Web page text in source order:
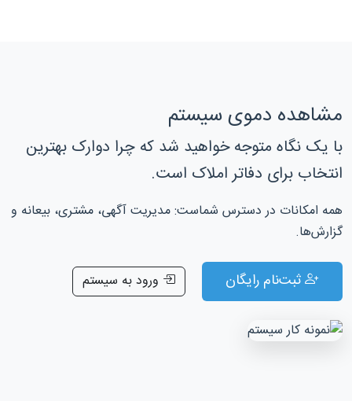
مشاهده دموی سیستم
با یک نگاه متوجه خواهید شد که چرا دوارک بهترین
انتخاب برای دفاتر املاک است.
همه امکانات در دسترس شماست: مدیریت آگهی، مشتری، بیعانه و
گزارش‌ها.
ثبت‌نام رایگان ورود به سیستم